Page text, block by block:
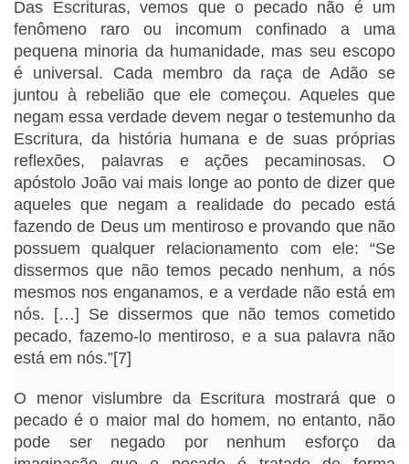
Das Escrituras, vemos que o pecado não é um
fenômeno raro ou incomum confinado a uma
pequena minoria da humanidade, mas seu escopo
é universal. Cada membro da raça de Adão se
juntou à rebelião que ele começou. Aqueles que
negam essa verdade devem negar o testemunho da
Escritura, da história humana e de suas próprias
reflexões, palavras e ações pecaminosas. O
apóstolo João vai mais longe ao ponto de dizer que
aqueles que negam a realidade do pecado está
fazendo de Deus um mentiroso e provando que não
possuem qualquer relacionamento com ele: “Se
dissermos que não temos pecado nenhum, a nós
mesmos nos enganamos, e a verdade não está em
nós. […] Se dissermos que não temos cometido
pecado, fazemo-lo mentiroso, e a sua palavra não
está em nós.”[7]
O menor vislumbre da Escritura mostrará que o
pecado é o maior mal do homem, no entanto, não
pode ser negado por nenhum esforço da